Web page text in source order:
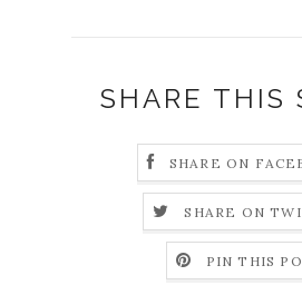
SHARE THIS
SHARE ON
SHARE ON
PIN THIS